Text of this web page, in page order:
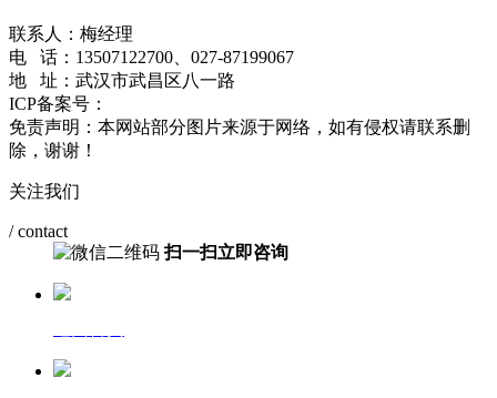
联系人：梅经理
电 话：13507122700、027-87199067
地 址：武汉市武昌区八一路
ICP备案号：
免责声明：本网站部分图片来源于网络，如有侵权请联系删
除，谢谢！
关注我们
/ contact
扫一扫立即咨询